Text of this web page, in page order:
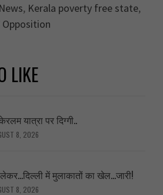
, Kerala poverty free state,
Opposition
LIKE
यात्रा पर दिग्गी..
8, 2026
में मुलाकातों का खेल…जारी!
8, 2026